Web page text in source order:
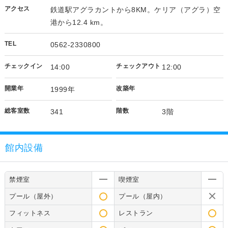
アクセス
鉄道駅アグラカントから8KM。ケリア（アグラ）空
港から12.4 km。
TEL 0562-2330800
チェックイン 14:00 チェックアウト 12:00
開業年 1999年 改築年
総客室数 341 階数 3階
館内設備
禁煙室 喫煙室
プール（屋外） プール（屋内）
フィットネス レストラン